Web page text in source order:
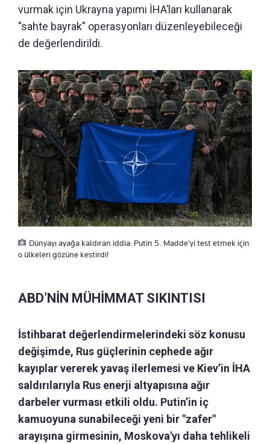
vurmak için Ukrayna yapımı İHA’ları kullanarak
"sahte bayrak" operasyonları düzenleyebileceği
de değerlendirildi.
Dünyayı ayağa kaldıran iddia: Putin 5. Madde'yi test etmek için
o ülkeleri gözüne kestirdi!
ABD’NİN MÜHİMMAT SIKINTISI
İstihbarat değerlendirmelerindeki söz konusu
değişimde, Rus güçlerinin cephede ağır
kayıplar vererek yavaş ilerlemesi ve Kiev’in İHA
saldırılarıyla Rus enerji altyapısına ağır
darbeler vurması etkili oldu. Putin’in iç
kamuoyuna sunabileceği yeni bir "zafer"
arayışına girmesinin, Moskova'yı daha tehlikeli